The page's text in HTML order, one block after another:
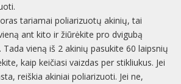
tariamai poliarizuotų akinių, tai
ant kito ir žiūrėkite pro dvigubą
Tada vieną iš 2 akinių pasukite 60 laipsnių
kaip keičiasi vaizdas per stikliukus. Jei
reiškia akiniai poliarizuoti. Jei ne,